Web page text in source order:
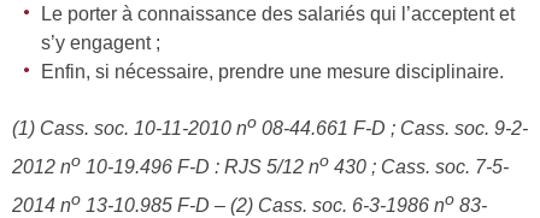
Le porter à connaissance des salariés qui l’acceptent et
s’y engagent ;
Enfin, si nécessaire, prendre une mesure disciplinaire.
(1) Cass. soc. 10-11-2010 no 08-44.661 F-D ; Cass. soc. 9-2-
2012 no 10-19.496 F-D : RJS 5/12 no 430 ; Cass. soc. 7-5-
2014 no 13-10.985 F-D – (2) Cass. soc. 6-3-1986 no 83-